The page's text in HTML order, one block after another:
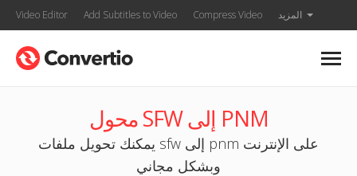
Video Editor Add Subtitles to Video Compress Video المزيد
محول SFW إلى PNM
يمكنك تحويل ملفات sfw إلى pnm على الإنترنت
وبشكل مجاني